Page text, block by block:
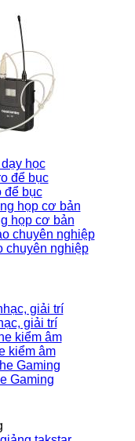
học
để bục
họp cơ bản
chuyên nghiệp
giải trí
kiểm âm
Gaming